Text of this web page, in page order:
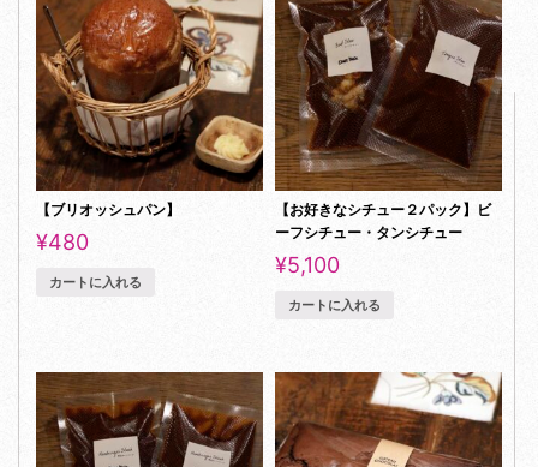
【ブリオッシュパン】
¥480
カートに入れる
【お好きなシチュー２パック】ビ
ーフシチュー・タンシチュー
¥5,100
カートに入れる